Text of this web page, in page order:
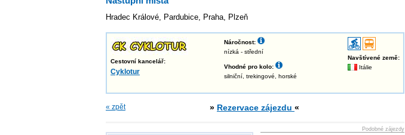
Hradec Králové, Pardubice, Praha, Plzeň
Cestovní kancelář:
Cyklotur
Náročnost:
nízká - střední
Vhodné pro kolo:
silniční, trekingové, horské
Navštívené země:
Itálie
« zpět » Rezervace zájezdu «
Podobné zájezdy